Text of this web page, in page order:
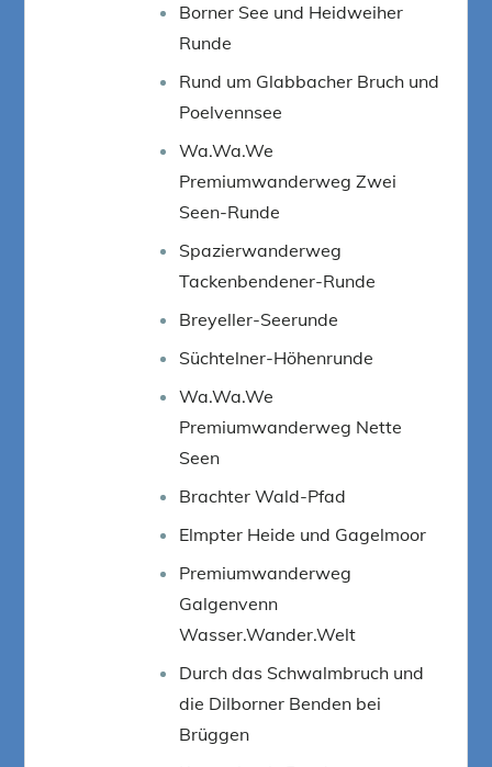
Borner See und Heidweiher
Runde
Rund um Glabbacher Bruch und
Poelvennsee
Wa.Wa.We
Premiumwanderweg Zwei
Seen-Runde
Spazierwanderweg
Tackenbendener-Runde
Breyeller-Seerunde
Süchtelner-Höhenrunde
Wa.Wa.We
Premiumwanderweg Nette
Seen
Brachter Wald-Pfad
Elmpter Heide und Gagelmoor
Premiumwanderweg
Galgenvenn
Wasser.Wander.Welt
Durch das Schwalmbruch und
die Dilborner Benden bei
Brüggen